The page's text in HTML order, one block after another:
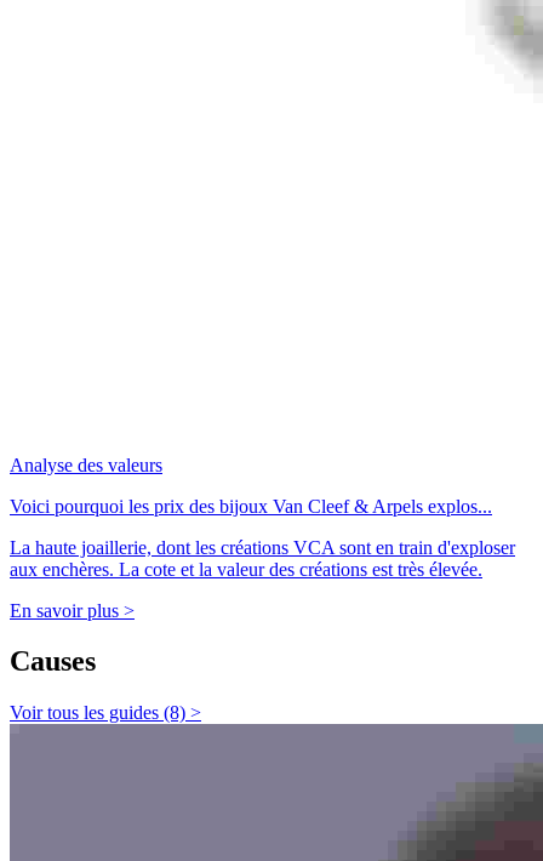
Analyse des valeurs
Voici pourquoi les prix des bijoux Van Cleef & Arpels explos...
La haute joaillerie, dont les créations VCA sont en train d'exploser
aux enchères. La cote et la valeur des créations est très élevée.
En savoir plus >
Causes
Voir tous les guides (8) >